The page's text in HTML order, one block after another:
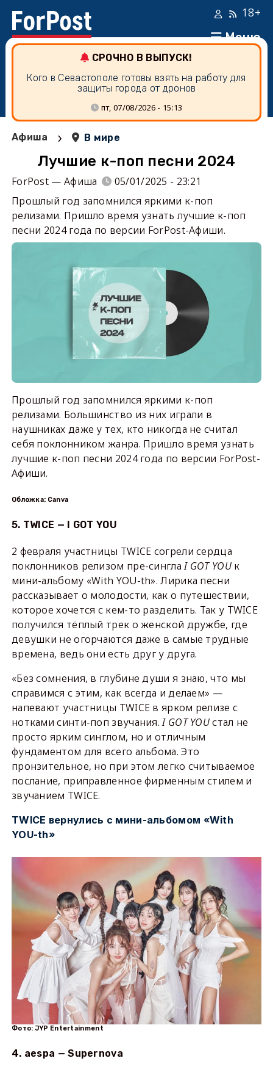
Меню
18+
СРОЧНО В ВЫПУСК!
Кого в Севастополе готовы взять на работу для
защиты города от дронов
пт, 07/08/2026 - 15:13
Афиша › В мире
Лучшие к-поп песни 2024
ForPost — Афиша
05/01/2025 - 23:21
Прошлый год запомнился яркими к-поп
релизами. Пришло время узнать лучшие к-поп
песни 2024 года по версии ForPost-Афиши.
Прошлый год запомнился яркими к-поп
релизами. Большинство из них играли в
наушниках даже у тех, кто никогда не считал
себя поклонником жанра. Пришло время узнать
лучшие к-поп песни 2024 года по версии ForPost-
Афиши.
Обложка: Canva
5. TWICE — I GOT YOU
2 февраля участницы TWICE согрели сердца
поклонников релизом пре-синглаI GOT YOUк
мини-альбому «With YOU-th». Лирика песни
рассказывает о молодости, как о путешествии,
которое хочется с кем-то разделить. Так у TWICE
получился тёплый трек о женской дружбе, где
девушки не огорчаются даже в самые трудные
времена, ведь они есть друг у друга.
«Без сомнения, в глубине души я знаю, что мы
справимся с этим, как всегда и делаем» —
напевают участницы TWICE в ярком релизе с
нотками синти-поп звучания.I GOT YOUстал не
просто ярким синглом, но и отличным
фундаментом для всего альбома. Это
пронзительное, но при этом легко считываемое
послание, приправленное фирменным стилем и
звучанием TWICE.
TWICE вернулись с мини-альбомом «With
YOU-th»
Фото: JYP Entertainment
4. aespa — Supernova